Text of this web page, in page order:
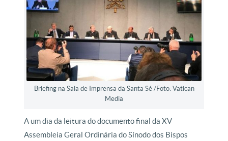
Briefing na Sala de Imprensa da Santa Sé /Foto: Vatican
Media
A um dia da leitura do documento final da XV
Assembleia Geral Ordinária do Sínodo dos Bispos